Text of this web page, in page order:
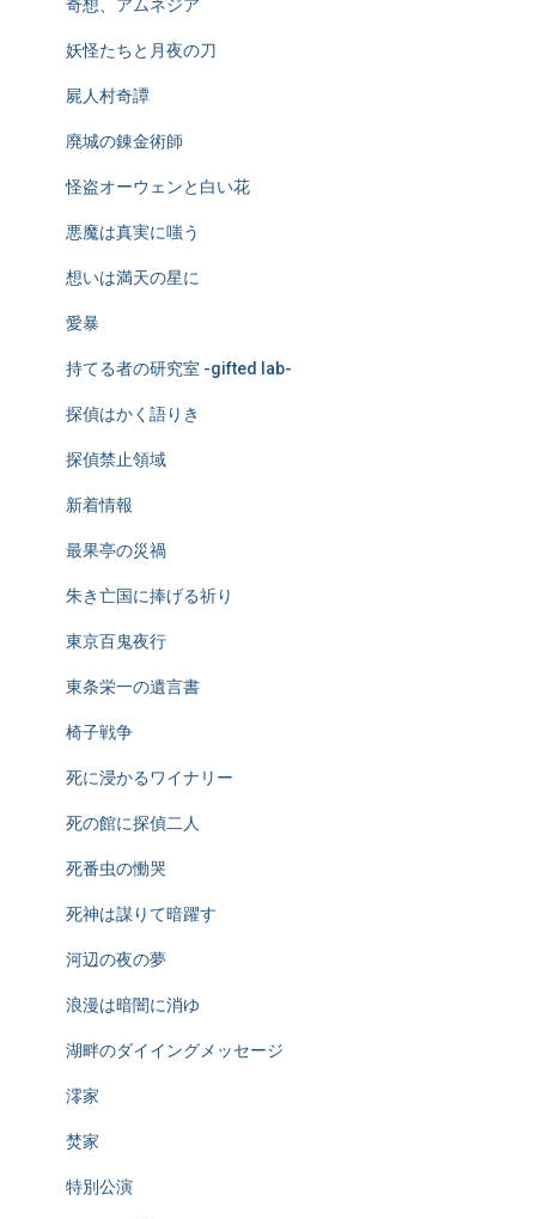
奇想、アムネジア
妖怪たちと月夜の刀
屍人村奇譚
廃城の錬金術師
怪盗オーウェンと白い花
悪魔は真実に嗤う
想いは満天の星に
愛暴
持てる者の研究室 -gifted lab-
探偵はかく語りき
探偵禁止領域
新着情報
最果亭の災禍
朱き亡国に捧げる祈り
東京百鬼夜行
東条栄一の遺言書
椅子戦争
死に浸かるワイナリー
死の館に探偵二人
死番虫の慟哭
死神は謀りて暗躍す
河辺の夜の夢
浪漫は暗闇に消ゆ
湖畔のダイイングメッセージ
澪家
焚家
特別公演